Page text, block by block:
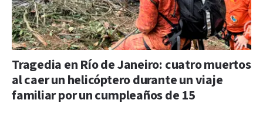
Tragedia en Río de Janeiro: cuatro muertos
al caer un helicóptero durante un viaje
familiar por un cumpleaños de 15